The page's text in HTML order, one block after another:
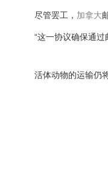
尽管罢工， 加拿大
“这一协议确保通
活体动物的运输仍